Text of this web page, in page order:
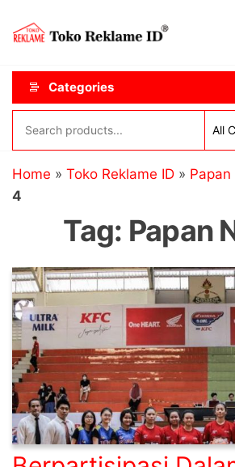
content
ID
Categories
Home » Toko Reklame ID » Papan
4
Tag: Papan